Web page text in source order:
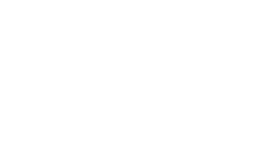
che l’utente possa
per personalizzare
funzionalità dei social
traffico. Condividiamo
in cui l’utente utilizza il
che si occupano di analisi